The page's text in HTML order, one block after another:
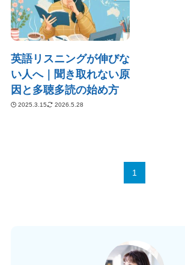
英語リスニングが伸びな
い人へ｜聞き取れない原
因と多聴多読の始め方
2025.3.15 2026.5.28
1